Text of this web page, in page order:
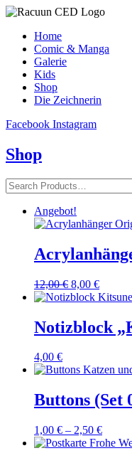
Home
Comic & Manga
Galerie
Kids
Shop
Die Zeichnerin
Facebook Instagram
Shop
Angebot!
12,00€ Ursprünglicher
Preis
12,00 €
8,00 €
Preis
8,00 €.
Notizblock
4,00 €
Buttons (Set
1,00 € – 2,50 €